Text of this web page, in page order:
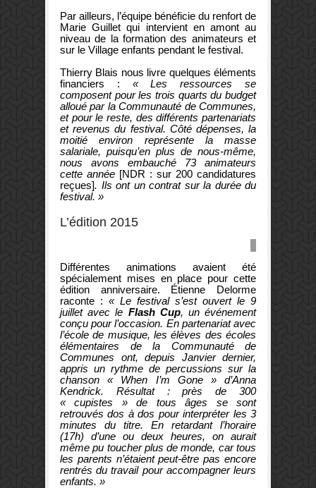
Par ailleurs, l’équipe bénéficie du renfort de
Marie Guillet qui intervient en amont au
niveau de la formation des animateurs et
sur le Village enfants pendant le festival.
Thierry Blais nous livre quelques éléments
financiers : « Les ressources se
composent pour les trois quarts du budget
alloué par la Communauté de Communes,
et pour le reste, des différents partenariats
et revenus du festival. Côté dépenses, la
moitié environ représente la masse
salariale, puisqu’en plus de nous-même,
nous avons embauché 73 animateurs
cette année [NDR : sur 200 candidatures
reçues]. Ils ont un contrat sur la durée du
festival. »
L’édition 2015
Différentes animations avaient été
spécialement mises en place pour cette
édition anniversaire. Étienne Delorme
raconte : « Le festival s’est ouvert le 9
juillet avec le Flash Cup, un événement
conçu pour l’occasion. En partenariat avec
l’école de musique, les élèves des écoles
élémentaires de la Communauté de
Communes ont, depuis Janvier dernier,
appris un rythme de percussions sur la
chanson « When I’m Gone » d’Anna
Kendrick. Résultat : près de 300
« cupistes » de tous âges se sont
retrouvés dos à dos pour interpréter les 3
minutes du titre. En retardant l’horaire
(17h) d’une ou deux heures, on aurait
même pu toucher plus de monde, car tous
les parents n’étaient peut-être pas encore
rentrés du travail pour accompagner leurs
enfants. »